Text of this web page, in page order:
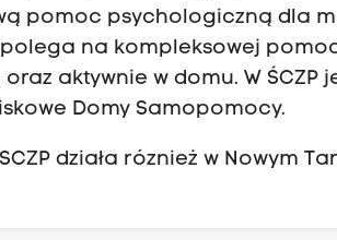
pomoc psychologiczną dla
na kompleksowej
aktywnie w domu. W
Domy Samopomocy.
działa róznież w Nowym